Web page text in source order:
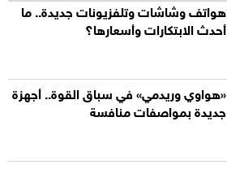
هواتف وشاشات وتلفزيونات جديدة.. ما
أحدث الابتكارات وأسعارها؟
«هواوي وريدمي» في سباق القوة.. أجهزة
جديدة بمواصفات منافسة